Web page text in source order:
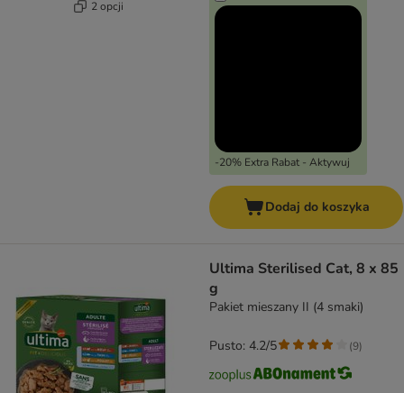
2 opcji
-20% Extra Rabat - Aktywuj
Dodaj do koszyka
Ultima Sterilised Cat, 8 x 85
g
Pakiet mieszany II (4 smaki)
Pusto: 4.2/5 (9)